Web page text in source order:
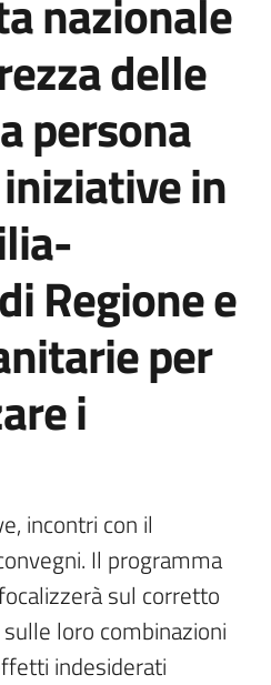
nazionale
delle
persona
in
Regione e
per
i
incontri con il
Il programma
sul corretto
loro combinazioni
indesiderati